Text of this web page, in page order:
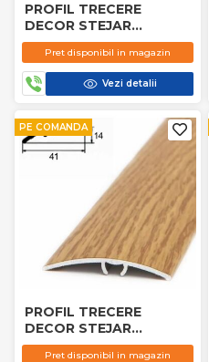
PROFIL TRECERE
DECOR STEJAR
BAITUIT 5397
Pret disponibil in magazin
Vezi detalii
PE COMANDA
PROFIL TRECERE
DECOR STEJAR
JAPONEZ 5269 2.7M
Pret disponibil in magazin